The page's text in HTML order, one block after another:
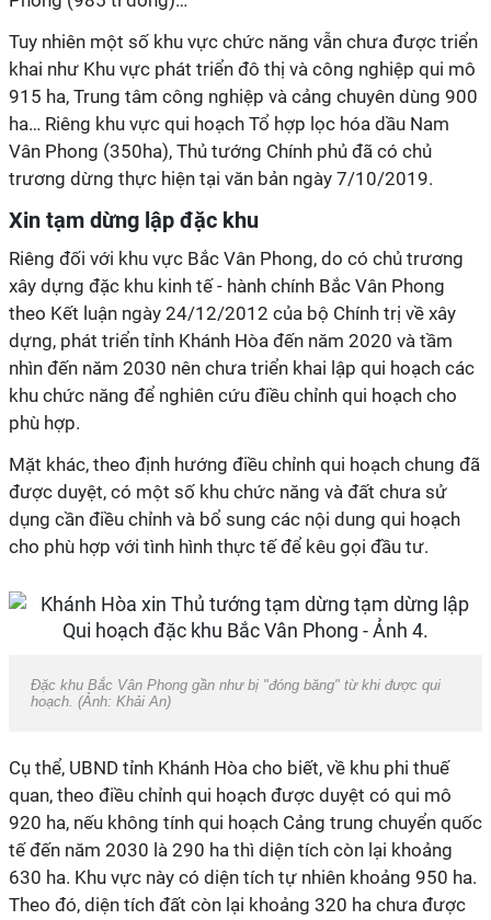
Tuy nhiên một số khu vực chức năng vẫn chưa được triển
khai như Khu vực phát triển đô thị và công nghiệp qui mô
915 ha, Trung tâm công nghiệp và cảng chuyên dùng 900
ha… Riêng khu vực qui hoạch Tổ hợp lọc hóa dầu Nam
Vân Phong (350ha), Thủ tướng Chính phủ đã có chủ
trương dừng thực hiện tại văn bản ngày 7/10/2019.
Xin tạm dừng lập đặc khu
Riêng đối với khu vực Bắc Vân Phong, do có chủ trương
xây dựng đặc khu kinh tế - hành chính Bắc Vân Phong
theo Kết luận ngày 24/12/2012 của bộ Chính trị về xây
dựng, phát triển tỉnh Khánh Hòa đến năm 2020 và tầm
nhìn đến năm 2030 nên chưa triển khai lập qui hoạch các
khu chức năng để nghiên cứu điều chỉnh qui hoạch cho
phù hợp.
Mặt khác, theo định hướng điều chỉnh qui hoạch chung đã
được duyệt, có một số khu chức năng và đất chưa sử
dụng cần điều chỉnh và bổ sung các nội dung qui hoạch
cho phù hợp với tình hình thực tế để kêu gọi đầu tư.
Đặc khu Bắc Vân Phong gần như bị "đóng băng" từ khi được qui
hoạch. (Ảnh: Khải An)
Cụ thể, UBND tỉnh Khánh Hòa cho biết, về khu phi thuế
quan, theo điều chỉnh qui hoạch được duyệt có qui mô
920 ha, nếu không tính qui hoạch Cảng trung chuyển quốc
tế đến năm 2030 là 290 ha thì diện tích còn lại khoảng
630 ha. Khu vực này có diện tích tự nhiên khoảng 950 ha.
Theo đó, diện tích đất còn lại khoảng 320 ha chưa được